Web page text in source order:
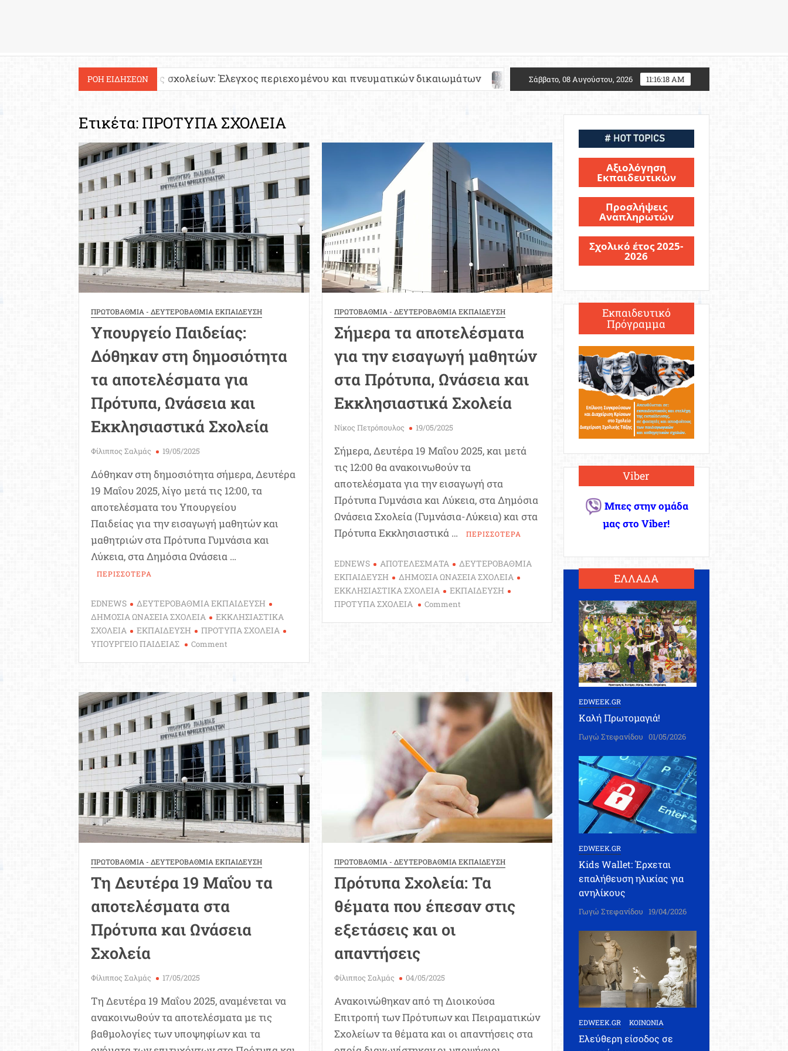
ΡΟΗ ΕΙΔΗΣΕΩΝ
Ιστοσελίδες σχολείων: Έλεγχος περιεχομένου και πνευματικών δικαιωμάτων Πανελλήνιες 2027: Τι αλλάζει για τους υποψηφίους Στρατιωτικών Σχολών
Σάββατο, 08 Αυγούστου, 2026 11:16:20 AM
Ετικέτα: ΠΡΟΤΥΠΑ ΣΧΟΛΕΙΑ
ΠΡΩΤΟΒΑΘΜΙΑ - ΔΕΥΤΕΡΟΒΑΘΜΙΑ ΕΚΠΑΙΔΕΥΣΗ
Υπουργείο Παιδείας:
Δόθηκαν στη δημοσιότητα
τα αποτελέσματα για
Πρότυπα, Ωνάσεια και
Εκκλησιαστικά Σχολεία
Φίλιππος Σαλμάς 19/05/2025
Δόθηκαν στη δημοσιότητα σήμερα, Δευτέρα
19 Μαΐου 2025, λίγο μετά τις 12:00, τα
αποτελέσματα του Υπουργείου
Παιδείας για την εισαγωγή μαθητών και
μαθητριών στα Πρότυπα Γυμνάσια και
Λύκεια, στα Δημόσια Ωνάσεια …
ΠΕΡΙΣΣΟΤΕΡΑ
EDNEWS
ΔΕΥΤΕΡΟΒΑΘΜΙΑ ΕΚΠΑΙΔΕΥΣΗ
ΔΗΜΟΣΙΑ ΩΝΑΣΕΙΑ ΣΧΟΛΕΙΑ
ΕΚΚΛΗΣΙΑΣΤΙΚΑ
ΣΧΟΛΕΙΑ
ΕΚΠΑΙΔΕΥΣΗ
ΠΡΟΤΥΠΑ ΣΧΟΛΕΙΑ
ΥΠΟΥΡΓΕΙΟ ΠΑΙΔΕΙΑΣ
Comment
στη
δημοσιότητα
τα
αποτελέσματα
για
Πρότυπα,
Ωνάσεια
και
Εκκλησιαστικά
Σχολεία
ΠΡΩΤΟΒΑΘΜΙΑ - ΔΕΥΤΕΡΟΒΑΘΜΙΑ ΕΚΠΑΙΔΕΥΣΗ
Σήμερα τα αποτελέσματα
για την εισαγωγή μαθητών
στα Πρότυπα, Ωνάσεια και
Εκκλησιαστικά Σχολεία
Νίκος Πετρόπουλος 19/05/2025
Σήμερα, Δευτέρα 19 Μαΐου 2025, και μετά
τις 12:00 θα ανακοινωθούν τα
αποτελέσματα για την εισαγωγή στα
Πρότυπα Γυμνάσια και Λύκεια, στα Δημόσια
Ωνάσεια Σχολεία (Γυμνάσια-Λύκεια) και στα
Πρότυπα Εκκλησιαστικά …
ΠΕΡΙΣΣΟΤΕΡΑ
EDNEWS ΑΠΟΤΕΛΕΣΜΑΤΑ
ΔΕΥΤΕΡΟΒΑΘΜΙΑ
ΕΚΠΑΙΔΕΥΣΗ
ΔΗΜΟΣΙΑ ΩΝΑΣΕΙΑ ΣΧΟΛΕΙΑ
ΕΚΚΛΗΣΙΑΣΤΙΚΑ ΣΧΟΛΕΙΑ
ΕΚΠΑΙΔΕΥΣΗ
ΠΡΟΤΥΠΑ ΣΧΟΛΕΙΑ
Commenton
μαθητών
στα
Πρότυπα,
Ωνάσεια
και
Εκκλησιαστικά
ΠΡΩΤΟΒΑΘΜΙΑ - ΔΕΥΤΕΡΟΒΑΘΜΙΑ ΕΚΠΑΙΔΕΥΣΗ
Τη Δευτέρα 19 Μαΐου τα
αποτελέσματα στα
Πρότυπα και Ωνάσεια
Σχολεία
Φίλιππος Σαλμάς 17/05/2025
Τη Δευτέρα 19 Μαΐου 2025, αναμένεται να
ανακοινωθούν τα αποτελέσματα με τις
βαθμολογίες των υποψηφίων και τα
ΠΡΩΤΟΒΑΘΜΙΑ - ΔΕΥΤΕΡΟΒΑΘΜΙΑ ΕΚΠΑΙΔΕΥΣΗ
Πρότυπα Σχολεία: Τα
θέματα που έπεσαν στις
εξετάσεις και οι
απαντήσεις
Φίλιππος Σαλμάς 04/05/2025
Ανακοινώθηκαν από τη Διοικούσα
Επιτροπή των Πρότυπων και Πειραματικών
Σχολείων τα θέματα και οι απαντήσεις στα
Αξιολόγηση
Εκπαιδευτικών
Προσλήψεις
Αναπληρωτών
Σχολικό έτος 2025-
2026
Εκπαιδευτικό
Πρόγραμμα
Viber
Μπες στην ομάδα
μας στο Viber!
ΕΛΛΑΔΑ
EDWEEK.GR
Καλή Πρωτομαγιά!
Γωγώ Στεφανίδου 01/05/2026
EDWEEK.GR
Kids Wallet: Έρχεται
επαλήθευση ηλικίας για
ανηλίκους
Γωγώ Στεφανίδου 19/04/2026
EDWEEK.GR ΚΟΙΝΩΝΙΑ
Ελεύθερη είσοδος σε